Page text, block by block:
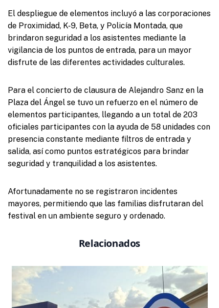
El despliegue de elementos incluyó a las corporaciones
de Proximidad, K-9, Beta, y Policía Montada, que
brindaron seguridad a los asistentes mediante la
vigilancia de los puntos de entrada, para un mayor
disfrute de las diferentes actividades culturales.
Para el concierto de clausura de Alejandro Sanz en la
Plaza del Ángel se tuvo un refuerzo en el número de
elementos participantes, llegando a un total de 203
oficiales participantes con la ayuda de 58 unidades con
presencia constante mediante filtros de entrada y
salida, así como puntos estratégicos para brindar
seguridad y tranquilidad a los asistentes.
Afortunadamente no se registraron incidentes
mayores, permitiendo que las familias disfrutaran del
festival en un ambiente seguro y ordenado.
Relacionados